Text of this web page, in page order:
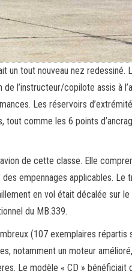
un tout nouveau nez redessiné.
l’instructeur/copilote assis à
Les réservoirs
comme les 6 points
de cette classe. Elle
empennages applicables.
en vol était décalée sur
du MB.339.
(107 exemplaires
notamment un moteur
Le modèle « CD » bénéficiait